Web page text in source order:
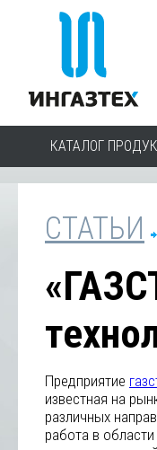
КАТАЛОГ
СТАТЬИ
Предприятие
известная на
различных
работа в